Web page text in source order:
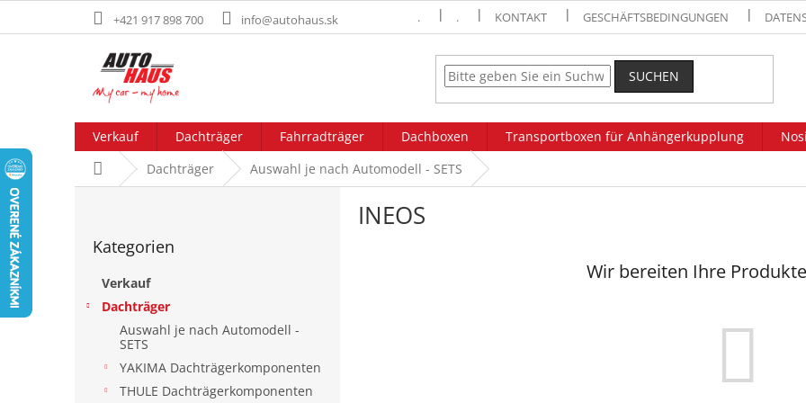
+421 917 898 700 info@autohaus.sk . . KONTAKT GESCHÄFTSBEDINGUNGEN
SUCHEN
Verkauf Dachträger Fahrradträger Dachboxen Transportboxen für Anhängerkupplung
StartseiteDachträger Auswahl je nach Automodell - SETS
überspringen
Kategorien
Verkauf
Dachträger
Auswahl je nach Automodell -
SETS
YAKIMA Dachträgerkomponenten
THULE Dachträgerkomponenten
INEOS
Wir bereiten Ihre